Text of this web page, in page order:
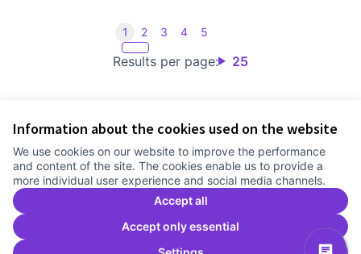
Information about the cookies used on the website
We use cookies on our website to improve the performance
and content of the site. The cookies enable us to provide a
more individual user experience and social media channels.
Accept all
Accept only essential
Results per page: 25
1 2 3 4 5
Cookie settings
Comunitat Canòdrom at Facebook
(External link)
Comunitat Canòdrom at Instagram
(External link)
Comunitat Canòdrom at YouTube
(External link)
English
Triar la llenguaElegir el idiomaChoose language